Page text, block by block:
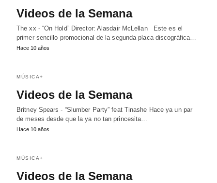
Videos de la Semana
The xx - “On Hold” Director: Alasdair McLellan Este es el
primer sencillo promocional de la segunda placa discográfica…
Hace 10 años
MÚSICA+
Videos de la Semana
Britney Spears - “Slumber Party” feat Tinashe Hace ya un par
de meses desde que la ya no tan princesita…
Hace 10 años
MÚSICA+
Videos de la Semana